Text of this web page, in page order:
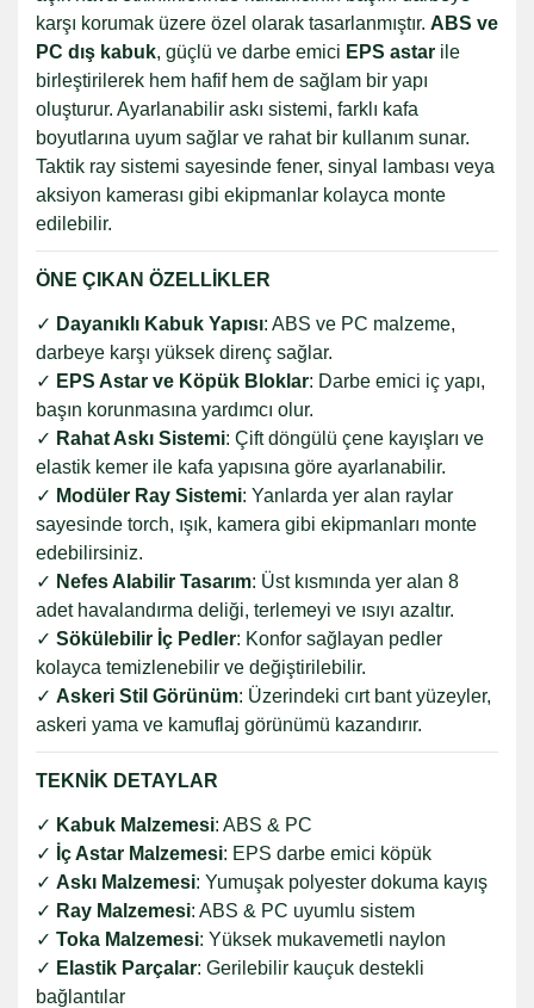
karşı korumak üzere özel olarak tasarlanmıştır. ABS ve
PC dış kabuk, güçlü ve darbe emici EPS astar ile
birleştirilerek hem hafif hem de sağlam bir yapı
oluşturur. Ayarlanabilir askı sistemi, farklı kafa
boyutlarına uyum sağlar ve rahat bir kullanım sunar.
Taktik ray sistemi sayesinde fener, sinyal lambası veya
aksiyon kamerası gibi ekipmanlar kolayca monte
edilebilir.
ÖNE ÇIKAN ÖZELLİKLER
✓ Dayanıklı Kabuk Yapısı: ABS ve PC malzeme,
darbeye karşı yüksek direnç sağlar.
✓ EPS Astar ve Köpük Bloklar: Darbe emici iç yapı,
başın korunmasına yardımcı olur.
✓ Rahat Askı Sistemi: Çift döngülü çene kayışları ve
elastik kemer ile kafa yapısına göre ayarlanabilir.
✓ Modüler Ray Sistemi: Yanlarda yer alan raylar
sayesinde torch, ışık, kamera gibi ekipmanları monte
edebilirsiniz.
✓ Nefes Alabilir Tasarım: Üst kısmında yer alan 8
adet havalandırma deliği, terlemeyi ve ısıyı azaltır.
✓ Sökülebilir İç Pedler: Konfor sağlayan pedler
kolayca temizlenebilir ve değiştirilebilir.
✓ Askeri Stil Görünüm: Üzerindeki cırt bant yüzeyler,
askeri yama ve kamuflaj görünümü kazandırır.
TEKNİK DETAYLAR
✓ Kabuk Malzemesi: ABS & PC
✓ İç Astar Malzemesi: EPS darbe emici köpük
✓ Askı Malzemesi: Yumuşak polyester dokuma kayış
✓ Ray Malzemesi: ABS & PC uyumlu sistem
✓ Toka Malzemesi: Yüksek mukavemetli naylon
✓ Elastik Parçalar: Gerilebilir kauçuk destekli
bağlantılar